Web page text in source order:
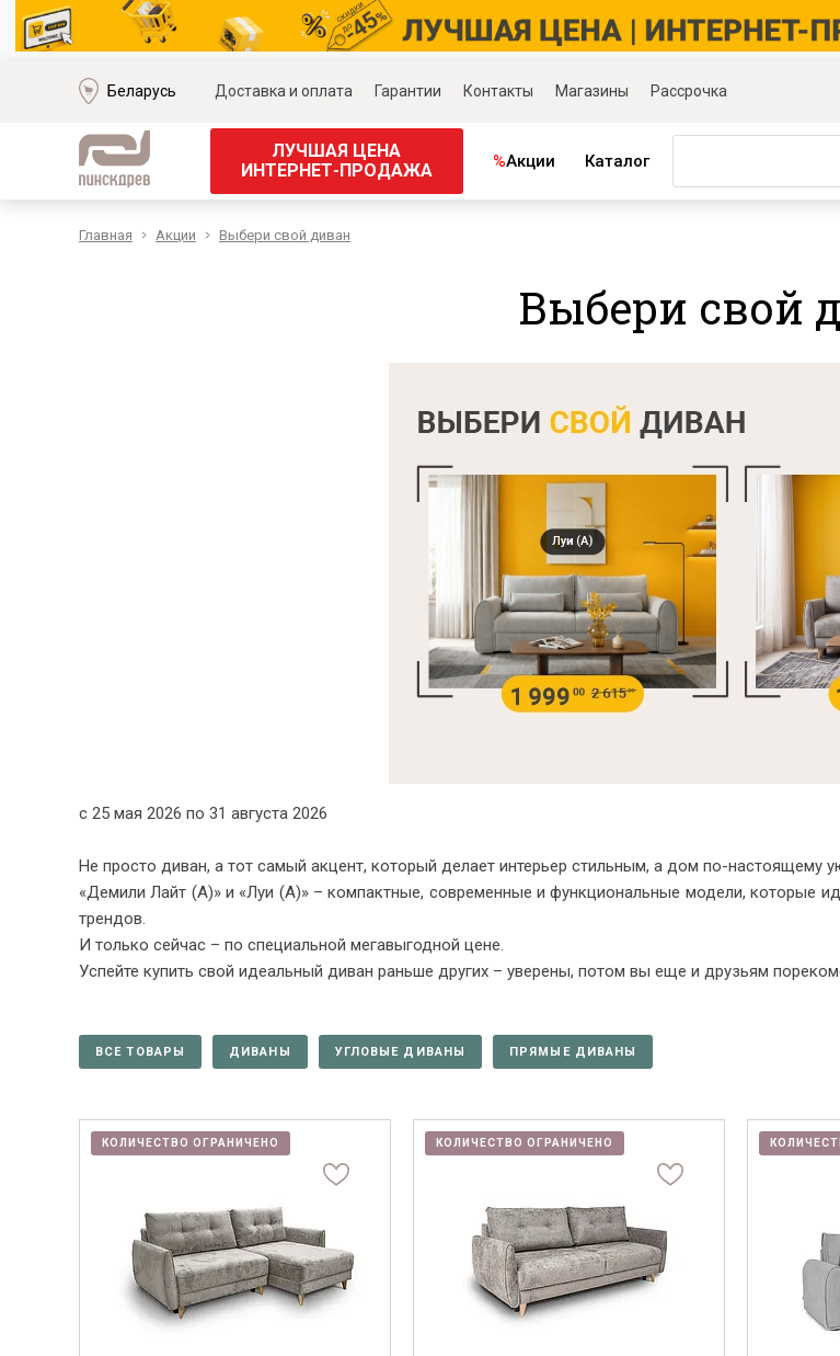
Беларусь Доставка и оплата Гарантии Контакты Магазины Рассрочка
ЛУЧШАЯ ЦЕНА
ИНТЕРНЕТ-ПРОДАЖА
%Акции Каталог
Мягкая мебель
Наборы для спальни
Наборы для столовой
Обеденные группы
Кровати и основания
Шкафы и стеллажи
Столы
Стулья
Зеркала, полки, вешалки, подставки
Матрасы
Новинки
Главная Акции Выбери свой диван
Выбери свой
с 25 мая 2026 по 31 августа 2026
Не просто диван, а тот самый акцент, который делает интерьер стильным, а дом по-настоящему
«Демили Лайт (А)» и «Луи (А)» – компактные, современные и функциональные модели, которые
трендов.
И только сейчас – по специальной мегавыгодной цене.
Успейте купить свой идеальный диван раньше других – уверены, потом вы еще и друзьям
ВСЕ ТОВАРЫ ДИВАНЫ УГЛОВЫЕ ДИВАНЫ ПРЯМЫЕ ДИВАНЫ
КОЛИЧЕСТВО ОГРАНИЧЕНО КОЛИЧЕСТВО ОГРАНИЧЕНО